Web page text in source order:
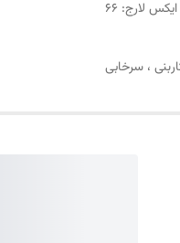
، سرخابی